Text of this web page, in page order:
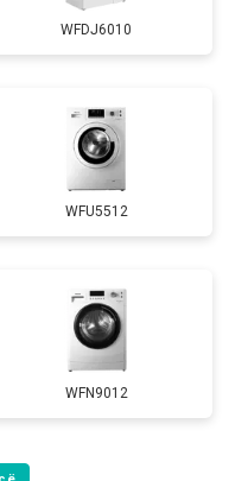
WFDJ6010
WFU5512
WFN9012